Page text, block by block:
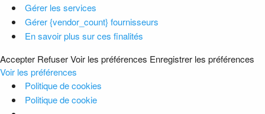
Gérer les services
Gérer {vendor_count} fournisseurs
En savoir plus sur ces finalités
Accepter RefuserVoir les préférences Enregistrer les préférences
Voir les préférences
Politique de cookies
Politique de cookie